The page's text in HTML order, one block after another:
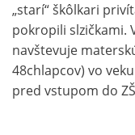
„starí“ škôlkari
pokropili slzičkami.
navštevuje
48chlapcov) vo
pred vstupom do